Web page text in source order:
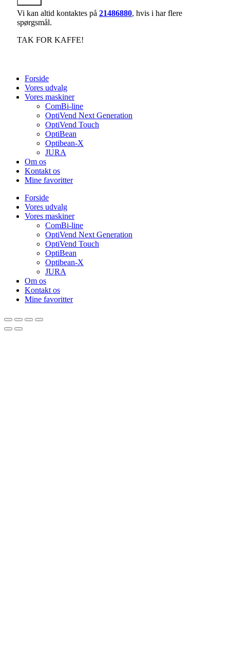
Vi kan altid kontaktes på 21486880, hvis i har flere
spørgsmål.
TAK FOR KAFFE!
Forside
Vores udvalg
Vores maskiner
ComBi-line
OptiVend Next Generation
OptiVend Touch
OptiBean
Optibean-X
JURA
Om os
Kontakt os
Mine favoritter
Forside
Vores udvalg
Vores maskiner
ComBi-line
OptiVend Next Generation
OptiVend Touch
OptiBean
Optibean-X
JURA
Om os
Kontakt os
Mine favoritter